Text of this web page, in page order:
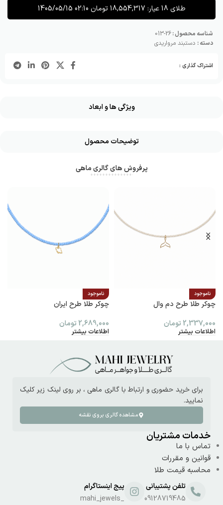
طلای 18 عیار: 18,554,317تومان 1405/05/15 02:10
شناسه محصول :26-013
دسته : دستبند مرواریدی
اشتراک گذاری :
ویژگی ها و ابعاد
توضیحات محصول
پرفروش های گالری ماهی
ناموجود
چوکر طلا طرح دم وال
2,337,000 تومان
اطلاعات بیشتر
ناموجود
چوکر طلا طرح ایران
2,689,000 تومان
اطلاعات بیشتر
برای خرید حضوری و ارتباط با گالری ماهی ، بر روی لینک زیر کلیک
نمایید.
مشاهده گالری بروی نقشه
خدمات مشتریان
تماس با ما
قوانین و مقررات
محاسبه قیمت طلا
تلفن پشتیبانی
09128719485
پیج اینستاگرام
_mahi_jewels